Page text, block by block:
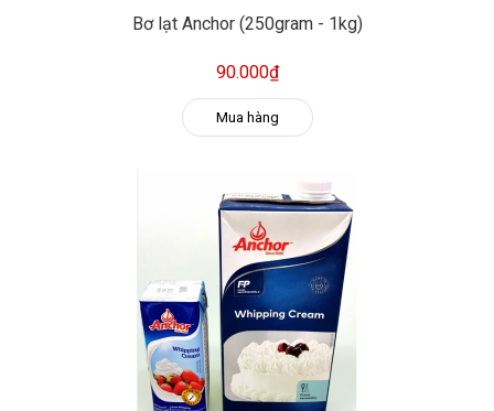
Bơ lạt Anchor (250gram - 1kg)
90.000₫
Mua hàng